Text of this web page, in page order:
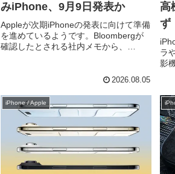
みiPhone、9月9日発表か
Appleが次期iPhoneの発表に向けて準備
を進めているようです。Bloombergが
確認したとされる社内メモから、
る具体的な情報が浮上しまし...2026.08.05
高
ず
ラ
影
し
能
か
ア
iPhone / Apple